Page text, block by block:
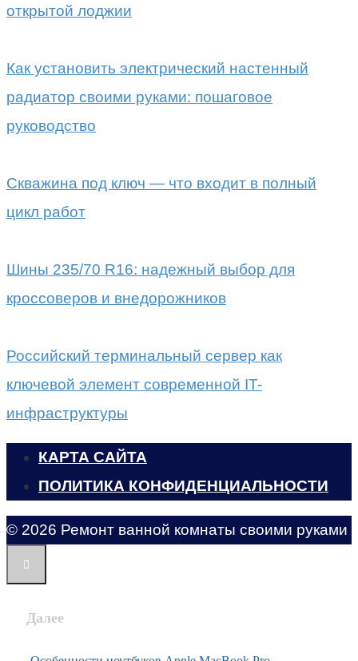
открытой лоджии
Как установить электрический настенный
радиатор своими руками: пошаговое
руководство
Скважина под ключ — что входит в полный
цикл работ
Шины 235/70 R16: надежный выбор для
кроссоверов и внедорожников
Российский терминальный сервер как
ключевой элемент современной IT-
инфраструктуры
КАРТА САЙТА
ПОЛИТИКА КОНФИДЕНЦИАЛЬНОСТИ
© 2026 Ремонт ванной комнаты своими руками
Далее